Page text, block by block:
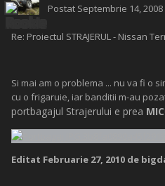
Postat Septembrie 14, 2008
Re: Proiectul STRAJERUL - Nissan
Si mai am o problema ... nu va fi o
cu o frigaruie, iar banditii m-au
portbagajul Strajerului e prea MIC
Editat Februarie 27, 2010 de